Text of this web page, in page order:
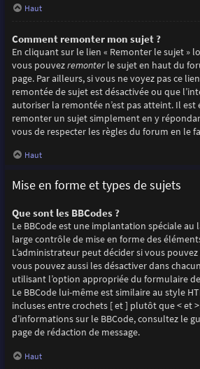
Haut
Comment remonter mon sujet ?
En cliquant sur le lien « Remonter le sujet »
vous pouvezremonterle sujet en haut du
page. Par ailleurs, si vous ne voyez pas ce
remontée de sujet est désactivée ou que
autoriser la remontée n’est pas atteint. Il
remonter un sujet simplement en y
vous de respecter les règles du forum en le
Haut
Mise en forme et types de sujets
Que sont les BBCodes ?
Le BBCode est une implantation spéciale au
large contrôle de mise en forme des
L’administrateur peut décider si vous
vous pouvez aussi les désactiver dans
utilisant l’option appropriée du formulaire
Le BBCode lui-même est similaire au style
incluses entre crochets [ et ] plutôt que < et
d’informations sur le BBCode, consultez le
page de rédaction de message.
Haut